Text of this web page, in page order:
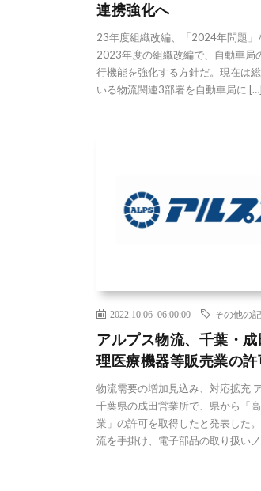
連携強化へ
23年度組織改編、「2024年問題」
2023年度の組織改編で、自動車局
行機能を強化する方針だ。現在は
いる物流関連3部署を自動車局に […]
2022.10.06 06:00:00 その他の
アルプス物流、千葉・
理医療機器等販売業の
物流需要の増加見込み、対応拡充
千葉県の成田営業所で、県から「
業」の許可を取得したと発表した
流を手掛け、電子部品の取り扱い